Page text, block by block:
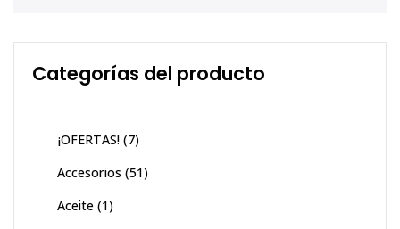
Categorías del producto
¡OFERTAS! (7)
Accesorios (51)
Aceite (1)